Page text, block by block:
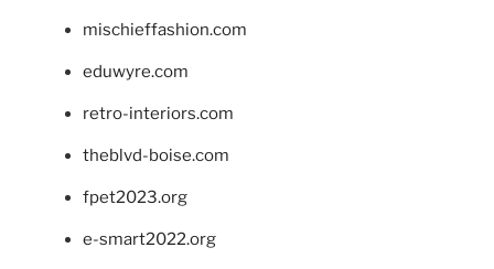
mischieffashion.com
eduwyre.com
retro-interiors.com
theblvd-boise.com
fpet2023.org
e-smart2022.org